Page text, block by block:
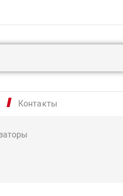
Контакты